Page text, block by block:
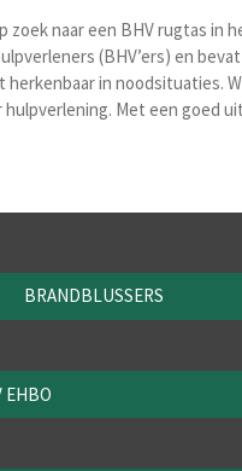
zoek naar een BHV rugtas in
(BHV’ers) en
herkenbaar in noodsituaties.
hulpverlening. Met een goed
BRANDBLUSSERS
EHBO